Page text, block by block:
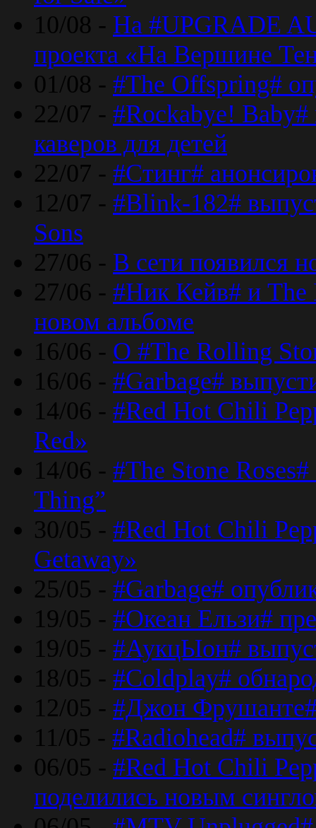
10/08 - На #UPGRADE
проекта «На Вершине
01/08 - #The Offspring#
22/07 - #Rockabye!
каверов для детей
22/07 - #Стинг#
12/07 - #Blink-182#
Sons
27/06 - В сети появился
27/06 - #Ник Кейв# и The
новом альбоме
16/06 - О #The Rolling
16/06 - #Garbage#
14/06 - #Red Hot Chili
Red»
14/06 - #The Stone
Thing”
30/05 - #Red Hot Chili
Getaway»
25/05 - #Garbage#
19/05 - #Океан Ельзи#
19/05 - #АукцЫон#
18/05 - #Coldplay#
12/05 - #Джон
11/05 - #Radiohead#
06/05 - #Red Hot Chili
поделились новым